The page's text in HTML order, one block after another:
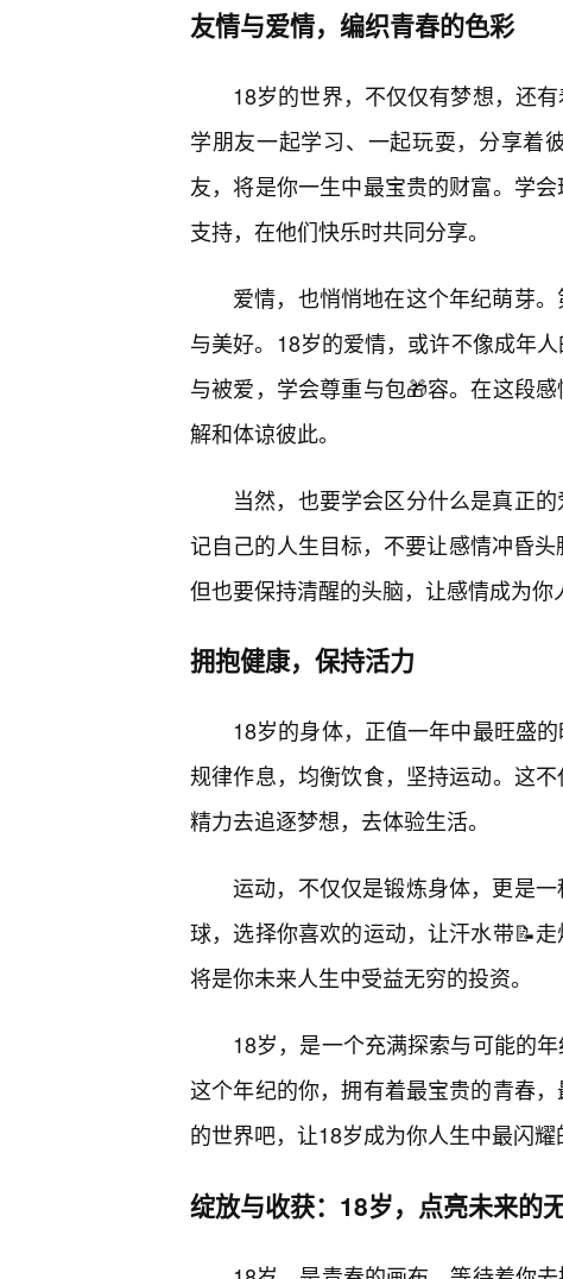
友情与爱情，编织青春的色彩
18岁的世界，不仅仅有梦想，还
学朋友一起学习、一起玩耍，分享着
友，将是你一生中最宝贵的财富。学
支持，在他们快乐时共同分享。
爱情，也悄悄地在这个年纪萌芽
与美好。18岁的爱情，或许不像成年
与被爱，学会尊重与包🎁容。在这段
解和体谅彼此。
当然，也要学会区分什么是真正
记自己的人生目标，不要让感情冲昏
但也要保持清醒的头脑，让感情成为你
拥抱健康，保持活力
18岁的身体，正值一年中最旺盛
规律作息，均衡饮食，坚持运动。这
精力去追逐梦想，去体验生活。
运动，不仅仅是锻炼身体，更是
球，选择你喜欢的运动，让汗水带📝
将是你未来人生中受益无穷的投资。
18岁，是一个充满探索与可能的
这个年纪的你，拥有着最宝贵的青春
的世界吧，让18岁成为你人生中最闪耀
绽放与收获：18岁，点亮未来的